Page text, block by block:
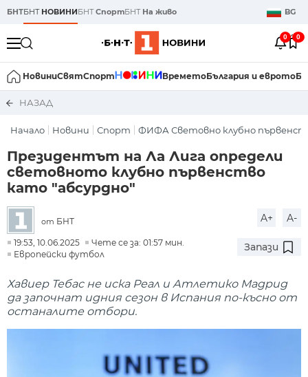
БНТБНТ НОВИНИБНТСпортБНТ На живо BG
0 0
НовиниСвятСпорт ВреметоБългария и еврото
НАЗАД
Начало Новини Спорт ФИФА Световно клубно
Президентът на Ла Лига определи
световното клубно първенство
като "абсурдно"
от БНТ A+ A-
19:53, 10.06.2025
Чете се за: 01:57 мин.
Европейски футбол
Запази
Хавиер Тебас не иска Реал и Атлетико Мадрид
да започнат идния сезон в Испания по-късно от
останалите отбори.